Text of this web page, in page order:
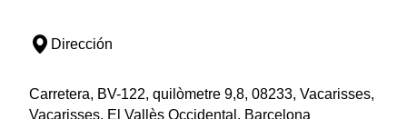
Dirección
Carretera, BV-122, quilòmetre 9,8, 08233, Vacarisses,
Vacarisses, El Vallès Occidental, Barcelona